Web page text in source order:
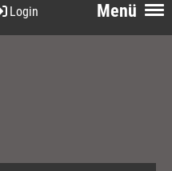
Menü
Login